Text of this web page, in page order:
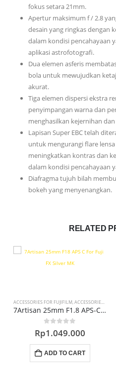
fokus setara 21mm.
Apertur maksimum f / 2.8
desain yang ringkas dengan
dalam kondisi pencahayaan
aplikasi astrofotografi.
Dua elemen asferis
bola untuk mewujudkan
akurat.
Tiga elemen dispersi ekstra
penyimpangan warna dan
menghasilkan kejernihan
Lapisan Super EBC telah
untuk mengurangi flare
meningkatkan kontras dan
dalam kondisi pencahayaan
Diafragma tujuh bilah
bokeh yang menyenangkan.
RELATED
LENSA WIDE,PROMO LENSA
ACCESSORIES FOR FUJIFILM,ACCESSORIES KAMERA
7Artisan 25mm F1.8 APS-C For Fuji FX Silver
out of 5
Rp1.049.000
ADD TO CART